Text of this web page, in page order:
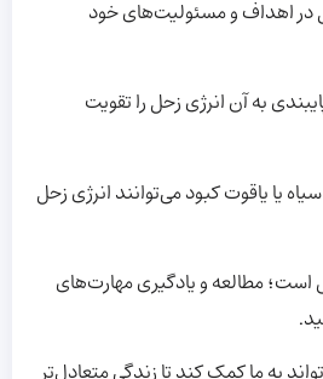
در اهداف و مسئولیت‌های خود
به آن انرژی زحل را تقویت
یا یاقوت کبود می‌توانند انرژی زحل
مطالعه و یادگیری مهارت‌های